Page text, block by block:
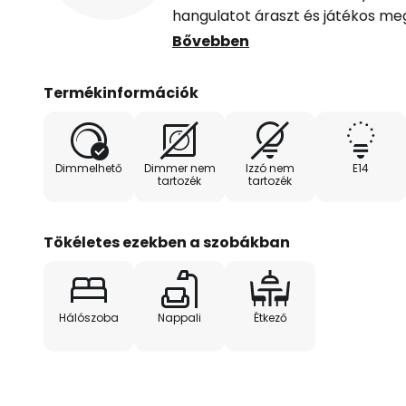
hangulatot áraszt és játékos
A mennyezeti világítás fém
zöldek, hanem alapszínük
stílusként is értelmezhető, és
lámpa játékos kisugárzását.
Bővebben
Termékinformációk
Dimmelhető
Dimmer nem
tartozék
Izzó nem
tartozék
E14
Tökéletes ezekben a szobákban
Hálószoba Nappali Étkező